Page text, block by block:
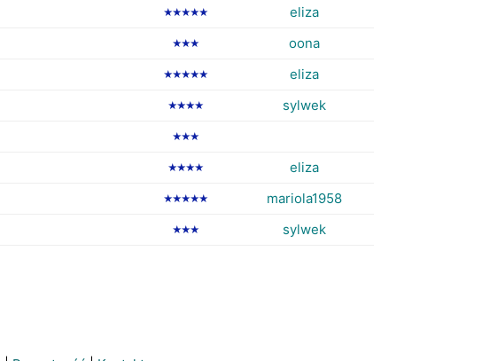
★★★★★ eliza
★★★ oona
★★★★★ eliza
★★★★ sylwek
★★★
★★★★ eliza
★★★★★ mariola1958
★★★ sylwek